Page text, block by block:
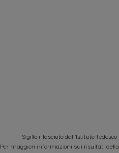
Sigillo rilasciato dall’Istituto
Per maggiori informazioni sui risultati